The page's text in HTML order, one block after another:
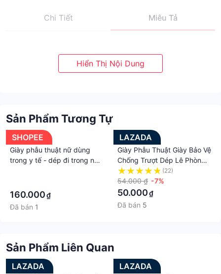
Chi Tiết Miêu Tả
Sản Phẩm Tương Tự
SHOPEE
Giày phẫu thuật nữ dùng
trong y tế - dép đi trong nhà
160.000₫
Đã bán 1
LAZADA
Giày Phẫu Thuật Giày Bảo Vệ
Chống Trượt Dép Lê Phòng
Phẫu Thuật Nam Nữ Giày Đế
Bằng Làm Việc Dép Lê Thí
Nghiệm Y Tá Dùng Trong Y
Tế Bít Mũi
(22)
54.000 ₫ -7%
50.000₫
Đã bán 5
Sản Phẩm Liên Quan
LAZADA LAZADA